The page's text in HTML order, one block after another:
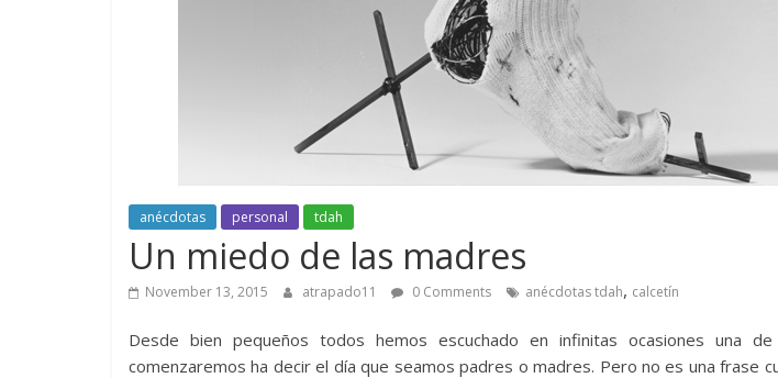
anécdotas personal tdah
Un miedo de las madres
November 13, 2015 atrapado11 0 Comments anécdotas tdah, calcetín
Desde bien pequeños todos hemos escuchado en infinitas ocasiones una
comenzaremos ha decir el día que seamos padres o madres. Pero no es una frase
recursos para profes
Soy TDAH, estudio y se
olvida
April 26, 2021 atrapado11 0